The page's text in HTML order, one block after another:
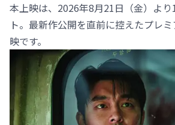
本上映は、2026年8月21日（金）よ
ト。最新作公開を直前に控えたプレ
映です。